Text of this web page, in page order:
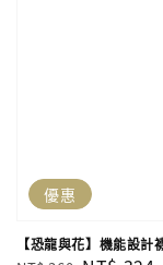
優惠
【恐龍與花】機能設計